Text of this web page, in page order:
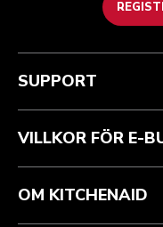
Health Check
Spåra din beställning
Garanti och dokument
Vanliga frågor
Regler och villkor
Returer och återbetalningar
Imprint
ODR
Varumärket
Hitta en butik
SUPPORT
VILLKOR FÖR E-
OM KITCHENAID